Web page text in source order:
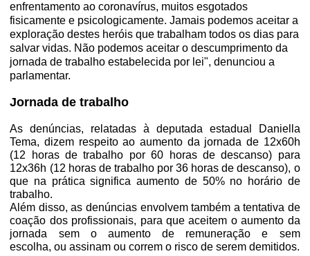
enfrentamento ao coronavírus, muitos esgotados
fisicamente e psicologicamente. Jamais podemos aceitar a
exploração destes heróis que trabalham todos os dias para
salvar vidas. Não podemos aceitar o descumprimento da
jornada de trabalho estabelecida por lei", denunciou a
parlamentar.
Jornada de trabalho
As denúncias, relatadas à deputada estadual Daniella
Tema, dizem respeito ao aumento da jornada de 12x60h
(12 horas de trabalho por 60 horas de descanso) para
12x36h (12 horas de trabalho por 36 horas de descanso), o
que na prática significa aumento de 50% no horário de
trabalho.
Além disso, as denúncias envolvem também a tentativa de
coação dos profissionais, para que aceitem o aumento da
jornada sem o aumento de remuneração e sem
escolha, ou assinam ou correm o risco de serem demitidos.